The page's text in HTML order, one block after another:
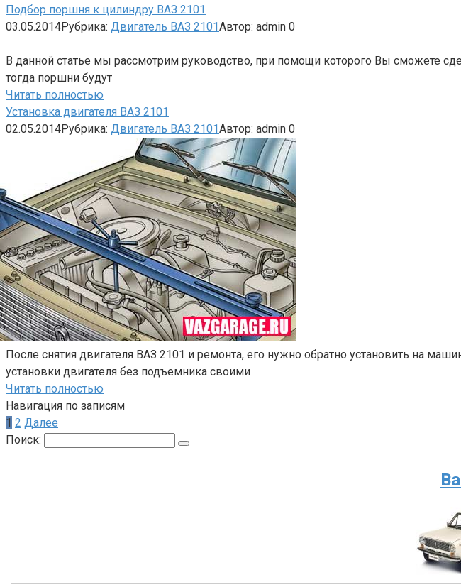
Подбор поршня к цилиндру ВАЗ 2101
03.05.2014Рубрика: Двигатель ВАЗ 2101Автор: admin 0
В данной статье мы рассмотрим руководство, при помощи которого Вы сможете
тогда поршни будут
Читать полностью
Установка двигателя ВАЗ 2101
02.05.2014Рубрика: Двигатель ВАЗ 2101Автор: admin 0
После снятия двигателя ВАЗ 2101 и ремонта, его нужно обратно установить на
установки двигателя без подъемника своими
Читать полностью
Навигация по записям
1 2 Далее
Поиск: